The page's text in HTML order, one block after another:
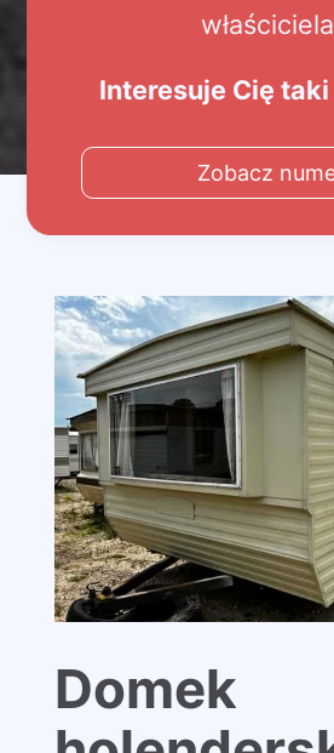
Interesuje Cię
Zobacz
Domek